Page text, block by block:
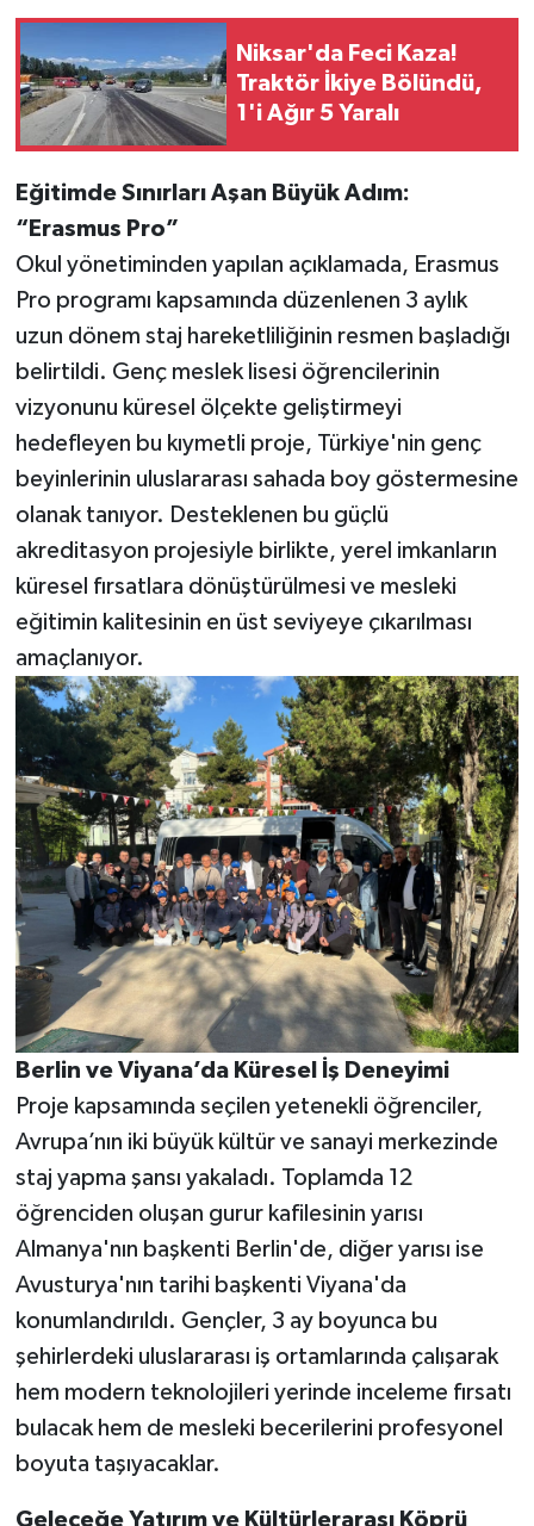
Niksar'da Feci Kaza!
Traktör İkiye Bölündü,
1'i Ağır 5 Yaralı
Eğitimde Sınırları Aşan Büyük Adım:
“Erasmus Pro”
Okul yönetiminden yapılan açıklamada, Erasmus
Pro programı kapsamında düzenlenen 3 aylık
uzun dönem staj hareketliliğinin resmen başladığı
belirtildi. Genç meslek lisesi öğrencilerinin
vizyonunu küresel ölçekte geliştirmeyi
hedefleyen bu kıymetli proje, Türkiye'nin genç
beyinlerinin uluslararası sahada boy göstermesine
olanak tanıyor. Desteklenen bu güçlü
akreditasyon projesiyle birlikte, yerel imkanların
küresel fırsatlara dönüştürülmesi ve mesleki
eğitimin kalitesinin en üst seviyeye çıkarılması
amaçlanıyor.
Berlin ve Viyana’da Küresel İş Deneyimi
Proje kapsamında seçilen yetenekli öğrenciler,
Avrupa’nın iki büyük kültür ve sanayi merkezinde
staj yapma şansı yakaladı. Toplamda 12
öğrenciden oluşan gurur kafilesinin yarısı
Almanya'nın başkenti Berlin'de, diğer yarısı ise
Avusturya'nın tarihi başkenti Viyana'da
konumlandırıldı. Gençler, 3 ay boyunca bu
şehirlerdeki uluslararası iş ortamlarında çalışarak
hem modern teknolojileri yerinde inceleme fırsatı
bulacak hem de mesleki becerilerini profesyonel
boyuta taşıyacaklar.
Geleceğe Yatırım ve Kültürlerarası Köprü